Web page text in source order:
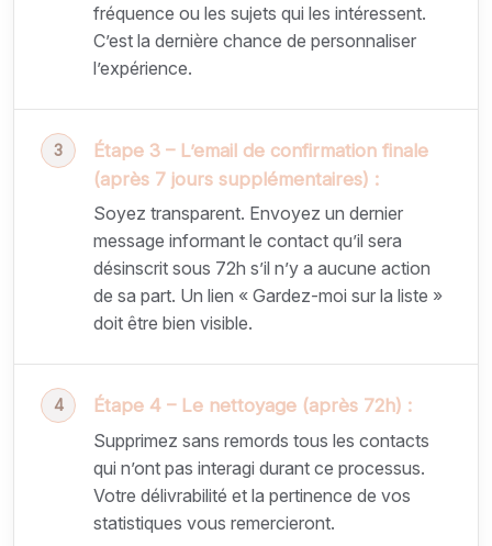
fréquence ou les sujets qui les intéressent.
C’est la dernière chance de personnaliser
l’expérience.
Étape 3 – L’email de confirmation finale
(après 7 jours supplémentaires) :
Soyez transparent. Envoyez un dernier
message informant le contact qu’il sera
désinscrit sous 72h s’il n’y a aucune action
de sa part. Un lien « Gardez-moi sur la liste »
doit être bien visible.
Étape 4 – Le nettoyage (après 72h) :
Supprimez sans remords tous les contacts
qui n’ont pas interagi durant ce processus.
Votre délivrabilité et la pertinence de vos
statistiques vous remercieront.